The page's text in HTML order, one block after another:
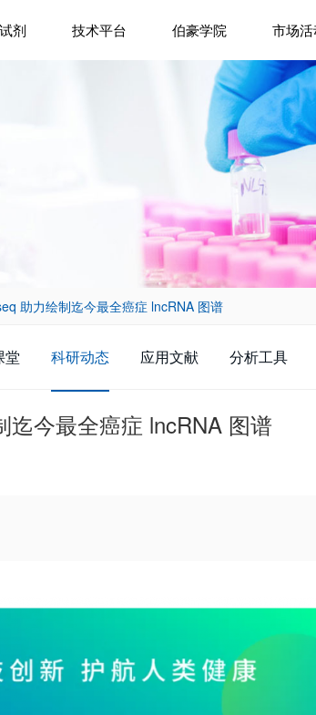
剂 技术平台 伯豪学院 市场活
助力绘制迄今最全癌症 lncRNA 图谱
堂 科研动态 应用文献 分析工具
迄今最全癌症 lncRNA 图谱